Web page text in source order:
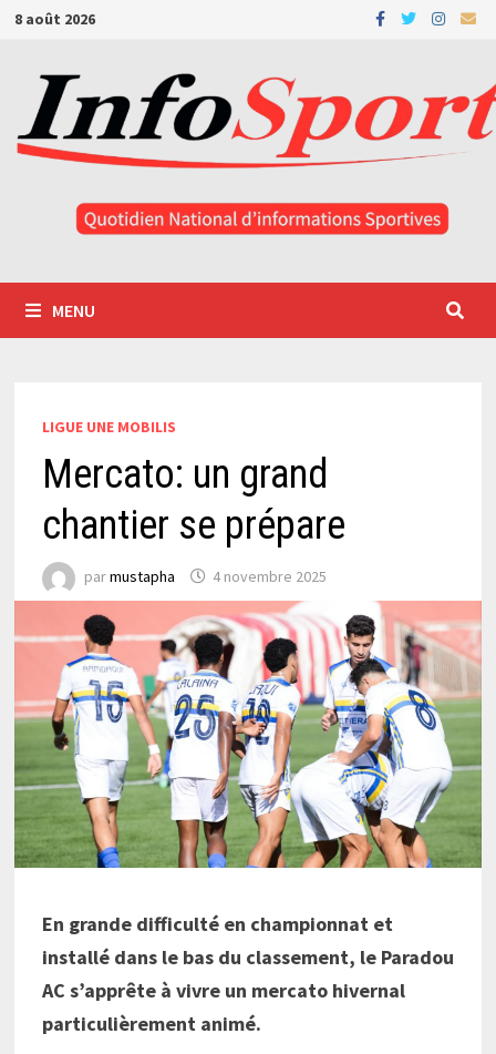
Passer
contenu
8 août 2026
MENU
LIGUE UNE MOBILIS
Mercato: un grand
chantier se prépare
parmustapha 4 novembre 2025
En grande difficulté en championnat et
installé dans le bas du classement, le Paradou
AC s’apprête à vivre un mercato hivernal
particulièrement animé.